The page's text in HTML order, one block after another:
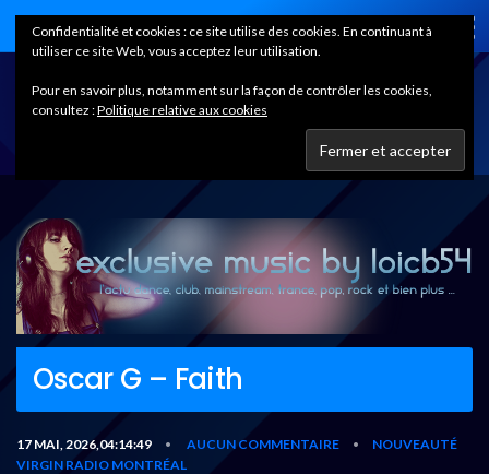
Home
Oscar G – Faith
17 MAI, 2026,04:14:49 • AUCUN COMMENTAIRE •
NOUVEAUTÉ
VIRGIN RADIO MONTRÉAL
Confidentialité et cookies : ce site utilise des cookies. En continuant à
utiliser ce site Web, vous acceptez leur utilisation.
Pour en savoir plus, notamment sur la façon de contrôler les cookies,
consultez :Politique relative aux cookies